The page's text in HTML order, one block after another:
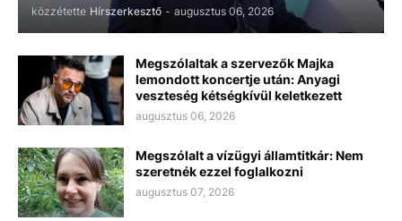
közzétette Hírszerkesztő - augusztus 06, 2026
Megszólaltak a szervezők Majka
lemondott koncertje után: Anyagi
veszteség kétségkívül keletkezett
augusztus 06, 2026
Megszólalt a vízügyi államtitkár: Nem
szeretnék ezzel foglalkozni
augusztus 07, 2026